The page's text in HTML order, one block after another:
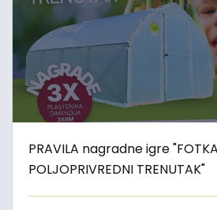
PRAVILA nagradne igre
POLJOPRIVREDNI TRENUTAK"